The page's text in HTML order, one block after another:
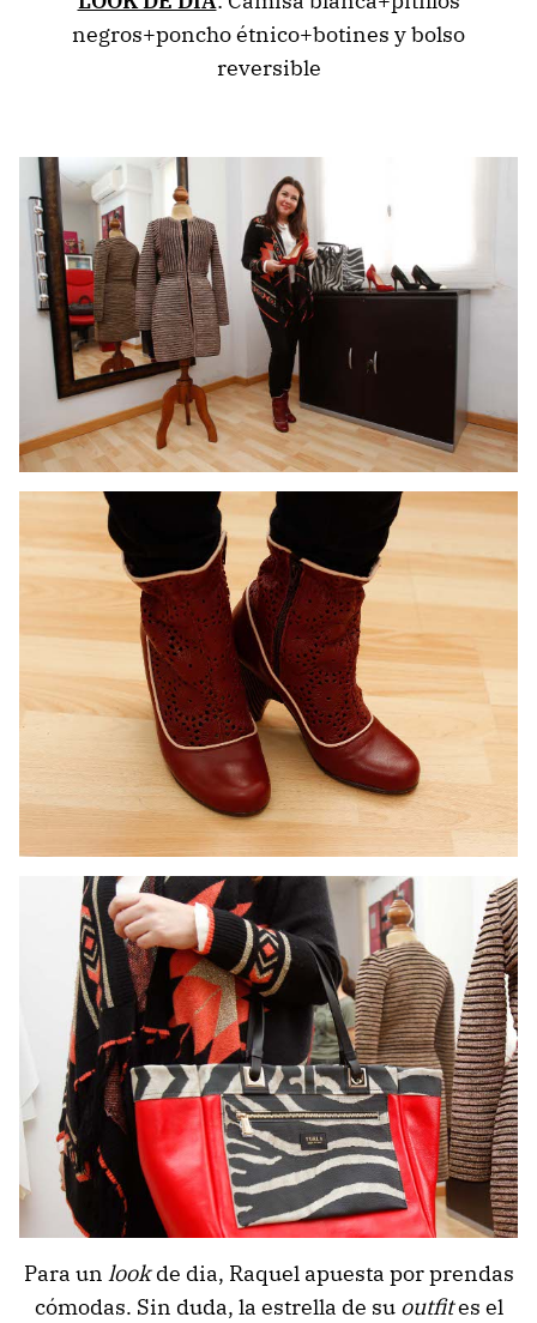
negros+poncho étnico+botines y bolso
reversible
Para un lookde dia, Raquel apuesta por prendas
cómodas. Sin duda, la estrella de su outfites el